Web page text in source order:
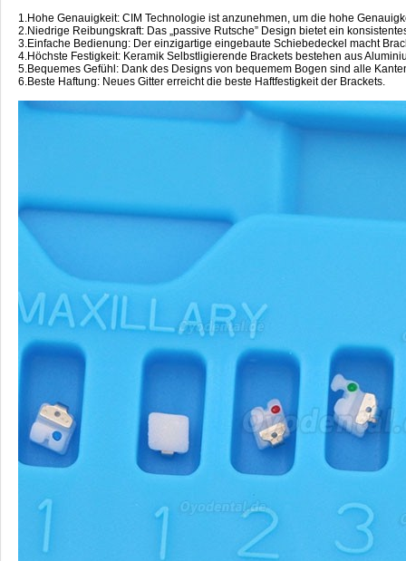
1.Hohe Genauigkeit: CIM Technologie ist anzunehmen, um die hohe
2.Niedrige Reibungskraft: Das „passive Rutsche” Design bietet ein
3.Einfache Bedienung: Der einzigartige eingebaute Schiebedeckel macht
4.Höchste Festigkeit: Keramik Selbstligierende Brackets bestehen aus
5.Bequemes Gefühl: Dank des Designs von bequemem Bogen sind alle
6.Beste Haftung: Neues Gitter erreicht die beste Haftfestigkeit der Brackets.